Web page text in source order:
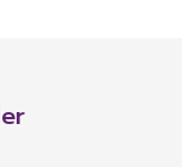
başına veya